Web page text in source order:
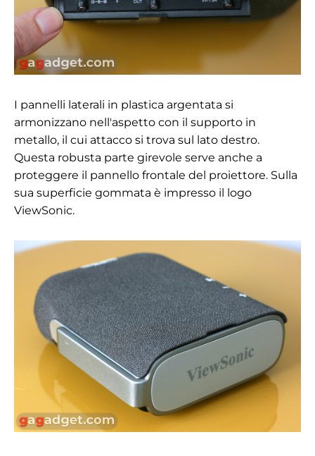
I pannelli laterali in plastica argentata si
armonizzano nell'aspetto con il supporto in
metallo, il cui attacco si trova sul lato destro.
Questa robusta parte girevole serve anche a
proteggere il pannello frontale del proiettore. Sulla
sua superficie gommata è impresso il logo
ViewSonic.